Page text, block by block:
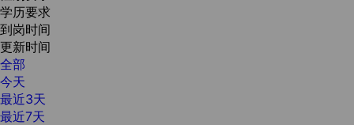
学历要求
到岗时间
更新时间
全部
今天
最近3天
最近7天